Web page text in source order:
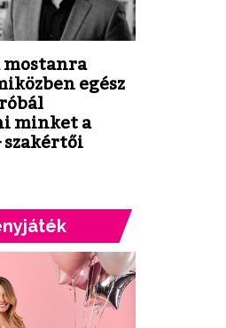
egész
minket a
szakértői